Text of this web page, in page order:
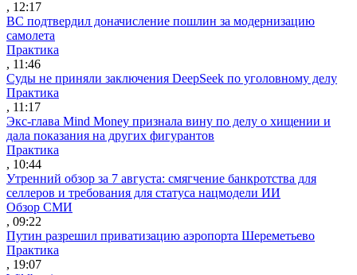
, 12:17
ВС подтвердил доначисление пошлин за модернизацию
самолета
Практика
, 11:46
Суды не приняли заключения DeepSeek по уголовному делу
Практика
, 11:17
Экс-глава Mind Money признала вину по делу о хищении и
дала показания на других фигурантов
Практика
, 10:44
Утренний обзор за 7 августа: смягчение банкротства для
селлеров и требования для статуса нацмодели ИИ
Обзор СМИ
, 09:22
Путин разрешил приватизацию аэропорта Шереметьево
Практика
, 19:07